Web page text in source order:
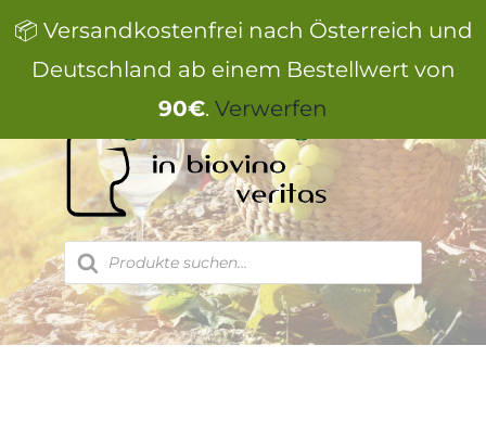
📦 Versandkostenfrei nach Österreich und
Deutschland ab einem Bestellwert von
90€. Verwerfen
Inhalt
springen
Products
search